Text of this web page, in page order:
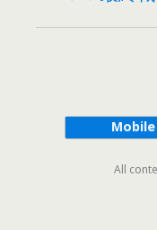
Mobile
All